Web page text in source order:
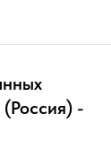
(Россия) -